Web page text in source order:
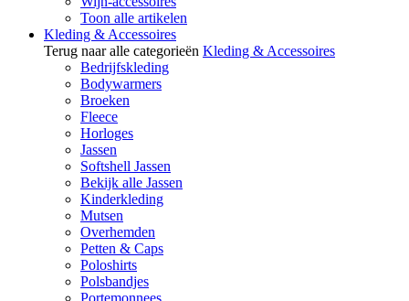
Toon alle artikelen
Kleding & Accessoires
Terug naar alle categorieën Kleding & Accessoires
Bedrijfskleding
Bodywarmers
Broeken
Fleece
Horloges
Jassen
Softshell Jassen
Bekijk alle Jassen
Kinderkleding
Mutsen
Overhemden
Petten & Caps
Poloshirts
Polsbandjes
Portemonnees